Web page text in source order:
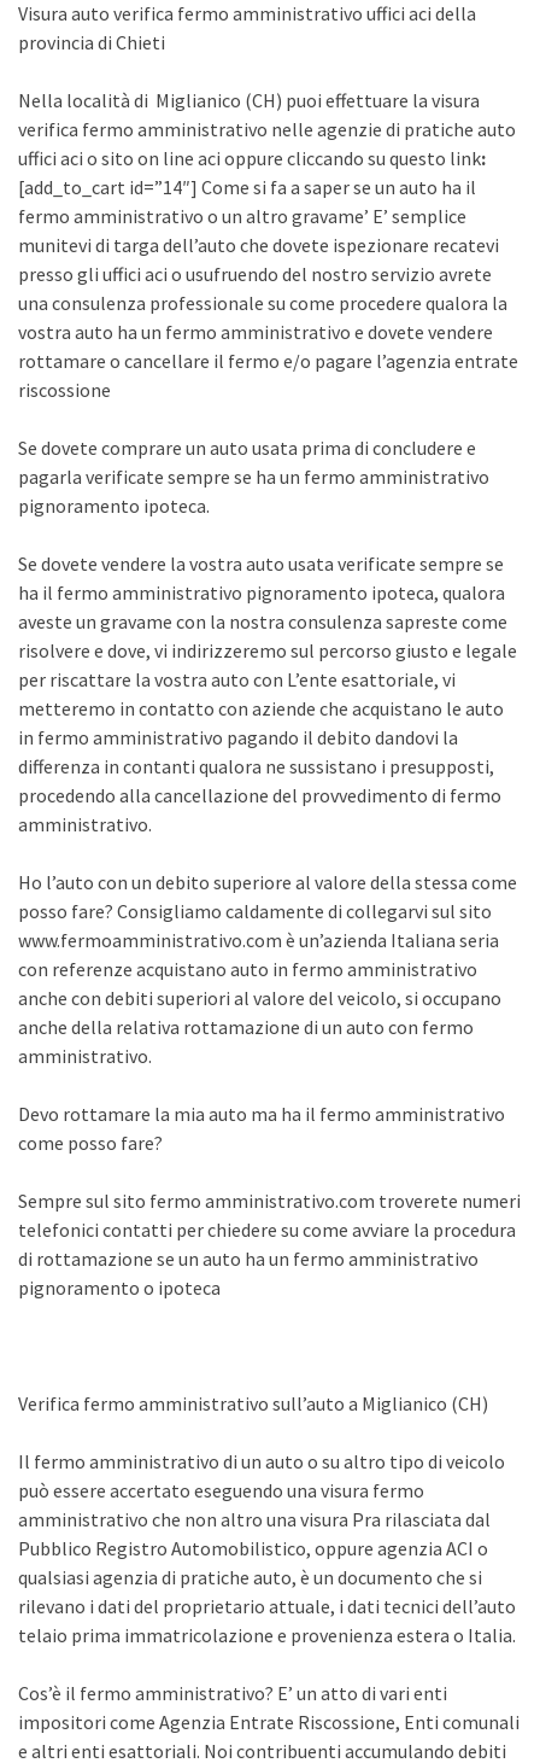
Visura auto verifica fermo amministrativo uffici aci della
provincia di Chieti
Nella località di Miglianico (CH) puoi effettuare la visura
verifica fermo amministrativo nelle agenzie di pratiche auto
uffici aci o sito on line aci oppure cliccando su questo link:
[add_to_cart id=”14″] Come si fa a saper se un auto ha il
fermo amministrativo o un altro gravame’ E’ semplice
munitevi di targa dell’auto che dovete ispezionare recatevi
presso gli uffici aci o usufruendo del nostro servizio avrete
una consulenza professionale su come procedere qualora la
vostra auto ha un fermo amministrativo e dovete vendere
rottamare o cancellare il fermo e/o pagare l’agenzia entrate
riscossione
Se dovete comprare un auto usata prima di concludere e
pagarla verificate sempre se ha un fermo amministrativo
pignoramento ipoteca.
Se dovete vendere la vostra auto usata verificate sempre se
ha il fermo amministrativo pignoramento ipoteca, qualora
aveste un gravame con la nostra consulenza sapreste come
risolvere e dove, vi indirizzeremo sul percorso giusto e legale
per riscattare la vostra auto con L’ente esattoriale, vi
metteremo in contatto con aziende che acquistano le auto
in fermo amministrativo pagando il debito dandovi la
differenza in contanti qualora ne sussistano i presupposti,
procedendo alla cancellazione del provvedimento di fermo
amministrativo.
Ho l’auto con un debito superiore al valore della stessa come
posso fare? Consigliamo caldamente di collegarvi sul sito
www.fermoamministrativo.com è un’azienda Italiana seria
con referenze acquistano auto in fermo amministrativo
anche con debiti superiori al valore del veicolo, si occupano
anche della relativa rottamazione di un auto con fermo
amministrativo.
Devo rottamare la mia auto ma ha il fermo amministrativo
come posso fare?
Sempre sul sito fermo amministrativo.com troverete numeri
telefonici contatti per chiedere su come avviare la procedura
di rottamazione se un auto ha un fermo amministrativo
pignoramento o ipoteca
Verifica fermo amministrativo sull’auto a Miglianico (CH)
Il fermo amministrativo di un auto o su altro tipo di veicolo
può essere accertato eseguendo una visura fermo
amministrativo che non altro una visura Pra rilasciata dal
Pubblico Registro Automobilistico, oppure agenzia ACI o
qualsiasi agenzia di pratiche auto, è un documento che si
rilevano i dati del proprietario attuale, i dati tecnici dell’auto
telaio prima immatricolazione e provenienza estera o Italia.
Cos’è il fermo amministrativo? E’ un atto di vari enti
impositori come Agenzia Entrate Riscossione, Enti comunali
e altri enti esattoriali. Noi contribuenti accumulando debiti